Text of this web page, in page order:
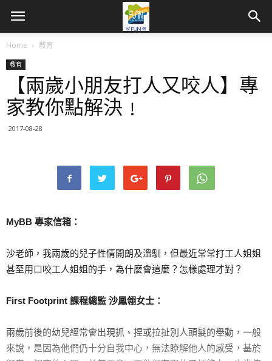
Home 教育
教育
【兩歲小朋友打人又咬人】專
家教你點解決﹗
2017-08-28
MyBB 專家信箱：
沙老師，我兩歲的兒子性情開朗及溫馴，但最近常常打工人姐姐
甚至用口咬工人姐姐的手，為什麼會這麼？怎樣處理才對？
First Footprint 課程總監 沙鳳翎女士：
兩歲前後的幼兒經常會出現抓、捏或拉扯別人頭髮的舉動，一般
來說，是因為他們仍十分自我中心，無法瞭解他人的感受，基於